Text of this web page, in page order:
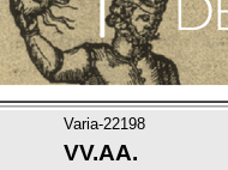
Varia-22198
VV.AA.